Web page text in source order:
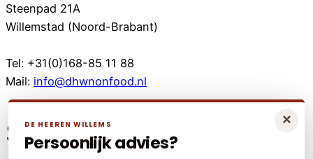
Steenpad 21A
Willemstad (Noord-Brabant)
Tel: +31(0)168-85 11 88
Mail: info@dhwnonfood.nl
Social Media ×
DE HEEREN WILLEMS
Persoonlijk advies?